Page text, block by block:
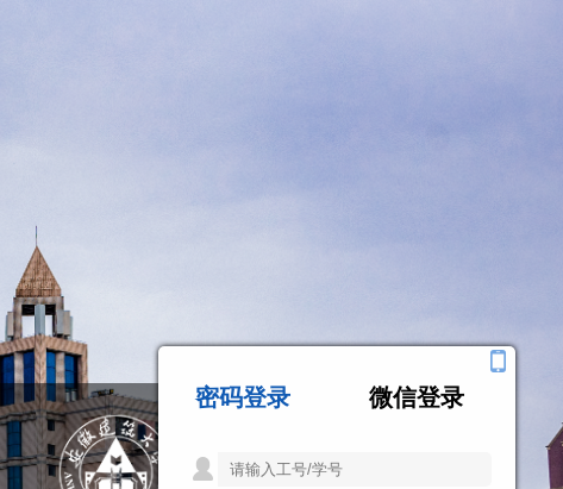
密码登录 微信登录